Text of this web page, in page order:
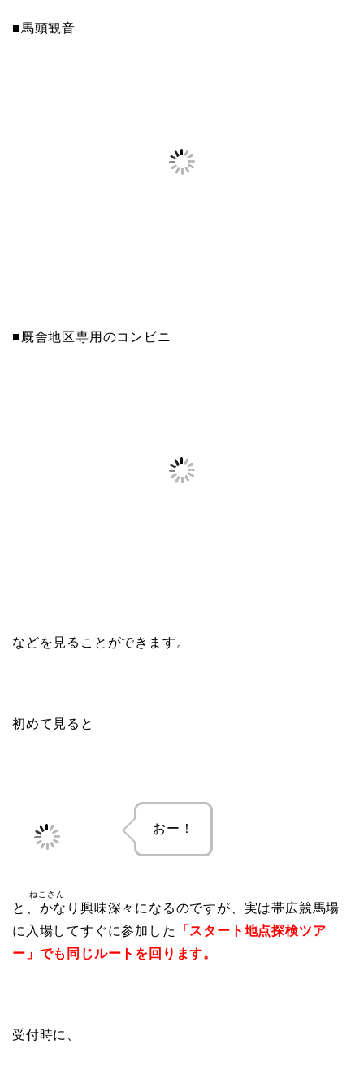
■馬頭観音
■厩舎地区専用のコンビニ
などを見ることができます。
初めて見ると
ねこさん
おー！
と、かなり興味深々になるのですが、実は帯広競馬場
に入場してすぐに参加した
「スタート地点探検ツア
ー」でも同じルートを回ります。
受付時に、